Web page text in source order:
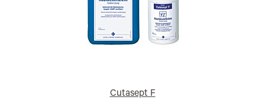
Cutasept F